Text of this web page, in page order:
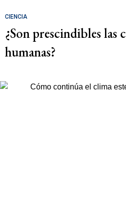
CIENCIA
¿Son prescindibles las
humanas?